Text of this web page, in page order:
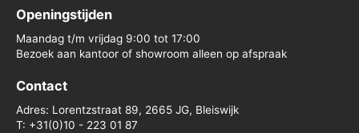
Openingstijden
Maandag t/m vrijdag 9:00 tot 17:00
Bezoek aan kantoor of showroom alleen op afspraak
Contact
Adres: Lorentzstraat 89, 2665 JG, Bleiswijk
T: +31(0)10 - 223 01 87